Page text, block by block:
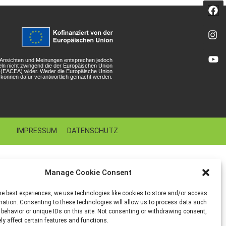
Manage Cookie Consent
best experiences, we use technologies like cookies to store and/or access
Consenting to these technologies will allow us to process data such
or unique IDs on this site. Not consenting or withdrawing consent,
affect certain features and functions.
und Meinungen entsprechen jedoch
nicht zwingend die der Europäischen Union
wider. Weder die Europäische Union
dafür verantwortlich gemacht werden.
IMPRESSUM DATENSCHUTZ